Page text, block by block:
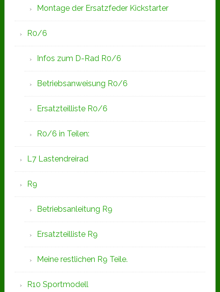
Montage der Ersatzfeder Kickstarter
R0/6
Infos zum D-Rad R0/6
Betriebsanweisung R0/6
Ersatzteilliste R0/6
R0/6 in Teilen:
L7 Lastendreirad
R9
Betriebsanleitung R9
Ersatzteilliste R9
Meine restlichen R9 Teile.
R10 Sportmodell